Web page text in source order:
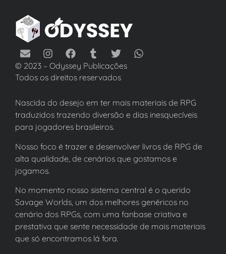
© 2023 – Odyssey Publicações
Todos os direitos reservados
Nascida do desejo em ter mais materiais de RPG
traduzidos trazendo diversão e dias inesquecíveis
para jogadores brasileiros.
Nosso foco é trazer e desenvolver livros de RPG de
alta qualidade, de cenários que gostamos e
jogamos.
No momento nosso sistema central é o querido
Savage Worlds, um dos melhores genéricos no
cenário dos RPGs, com uma fanbase criativa e
prestativa que sente necessidade de mais materiais
que só encontramos lá fora.